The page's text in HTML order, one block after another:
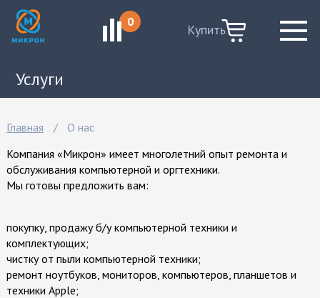
0 Купить
Услуги
Ремонт ноутбуков
Ремонт телевизоров
Ремонт системных блоков
Ремонт игровых приставок
Главная
О нас
Компания «Микрон» имеет многолетний опыт ремонта и
обслуживания компьютерной и оргтехники.
Мы готовы предложить вам:
покупку, продажу б/у компьютерной техники и
комплектующих;
чистку от пыли компьютерной техники;
ремонт ноутбуков, мониторов, компьютеров, планшетов и
техники Apple;